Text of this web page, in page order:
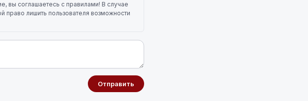
вы соглашаетесь с правилами! В случае
право лишить пользователя возможности
Отправить